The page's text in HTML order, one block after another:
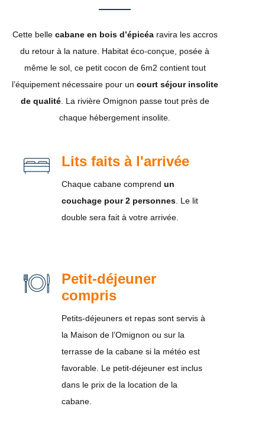
Cette belle cabane en bois d’épicéaravira les accros
du retour à la nature. Habitat éco-conçue, posée à
même le sol, ce petit cocon de 6m2 contient tout
l’équipement nécessaire pour un court séjour insolite
de qualité. La rivière Omignon passe tout près de
chaque hébergement insolite.
Lits faits à l'arrivée
Chaque cabane comprend un
couchage pour 2 personnes . Le lit
double sera fait à votre arrivée.
Petit-déjeuner
compris
Petits-déjeuners et repas sont servis à
la Maison de l’Omignon ou sur la
terrasse de la cabane si la météo est
favorable. Le petit-déjeuner est inclus
dans le prix de la location de la
cabane.